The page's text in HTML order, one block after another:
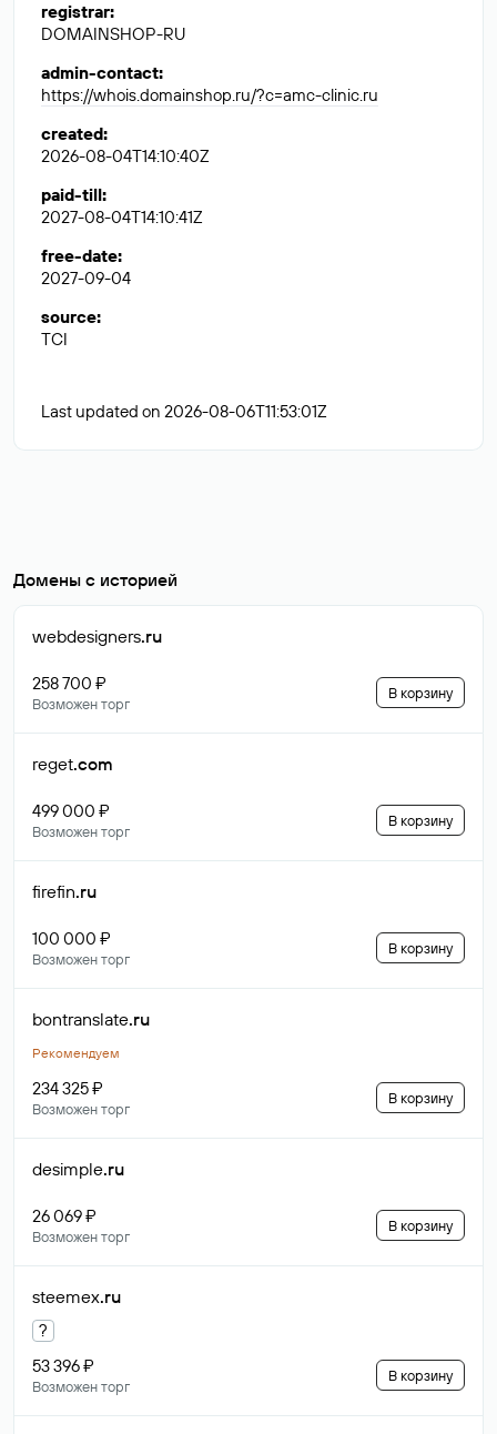
registrar:
DOMAINSHOP-RU
admin-contact:
https://whois.domainshop.ru/?c=amc-clinic.ru
created:
2026-08-04T14:10:40Z
paid-till:
2027-08-04T14:10:41Z
free-date:
2027-09-04
source:
TCI
Last updated on 2026-08-06T11:53:01Z
Домены с историей
webdesigners.ru
258 700 ₽
Возможен торг
В корзину
reget.com
499 000 ₽
Возможен торг
В корзину
firefin.ru
100 000 ₽
Возможен торг
В корзину
bontranslate.ru
Рекомендуем
234 325 ₽
Возможен торг
В корзину
desimple.ru
26 069 ₽
Возможен торг
В корзину
steemex.ru
?
53 396 ₽
Возможен торг
В корзину